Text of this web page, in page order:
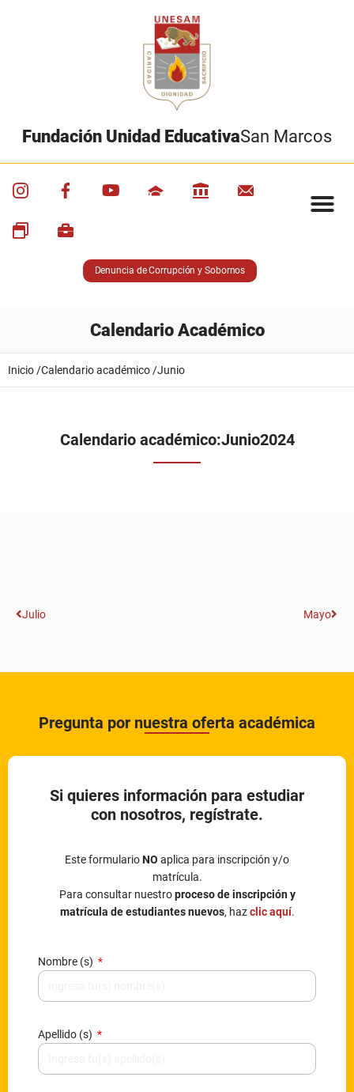
Fundación Unidad EducativaSan Marcos
Denuncia de Corrupción y Sobornos
Calendario Académico
Inicio /Calendario académico /Junio
Calendario académico:Junio2024
Julio Mayo
Pregunta por nuestra oferta académica
Si quieres información para estudiar
con nosotros, regístrate.
Este formularioNO aplica para inscripción y/o
matrícula.
Para consultar nuestroproceso de inscripción y
matrícula de estudiantes nuevos, hazclic aquí.
Nombre (s)
Apellido (s)